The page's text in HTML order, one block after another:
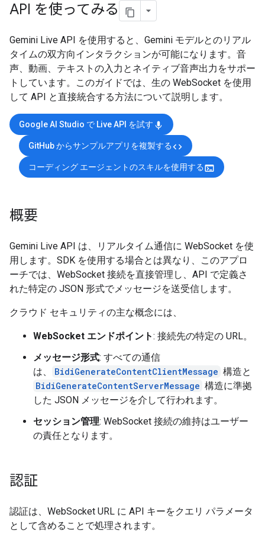
API を使ってみる
Gemini Live API を使用すると、Gemini モデルとのリアル
タイムの双方向インタラクションが可能になります。音
声、動画、テキストの入力とネイティブ音声出力をサポー
トしています。このガイドでは、生の WebSocket を使用
して API と直接統合する方法について説明します。
Google AI Studio で Live API を試す mic
GitHub からサンプルアプリを複製するcode
コーディング エージェントのスキルを使用するterminal
概要
Gemini Live API は、リアルタイム通信に WebSocket を使
用します。SDK を使用する場合とは異なり、このアプロ
ーチでは、WebSocket 接続を直接管理し、API で定義さ
れた特定の JSON 形式でメッセージを送受信します。
クラウド セキュリティの主な概念には、
WebSocket エンドポイント: 接続先の特定の URL。
メッセージ形式: すべての通信
は、
BidiGenerateContentClientMessage 構造と
BidiGenerateContentServerMessage 構造に準拠
した JSON メッセージを介して行われます。
セッション管理: WebSocket 接続の維持はユーザー
の責任となります。
認証
認証は、WebSocket URL に API キーをクエリ パラメータ
として含めることで処理されます。